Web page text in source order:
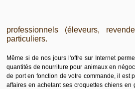
professionnels (éleveurs,
particuliers.
Même si de nos jours l'offre sur Internet
quantités de nourriture pour animaux en
de port en fonction de votre commande, il est
affaires en achetant sescroquettes chiens en